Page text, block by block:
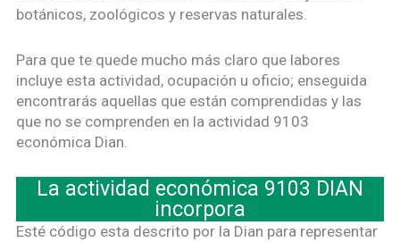
botánicos, zoológicos y reservas naturales.
Para que te quede mucho más claro que labores
incluye esta actividad, ocupación u oficio; enseguida
encontrarás aquellas que están comprendidas y las
que no se comprenden en la actividad 9103
económica Dian.
La actividad económica 9103 DIAN
incorpora
Esté código esta descrito por la Dian para representar